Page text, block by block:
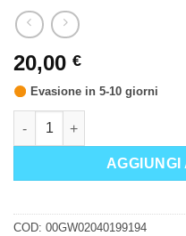
20,00 €
Evasione in 5-10 giorni
WARHAMMER 40000:
COD: 00GW02040199194